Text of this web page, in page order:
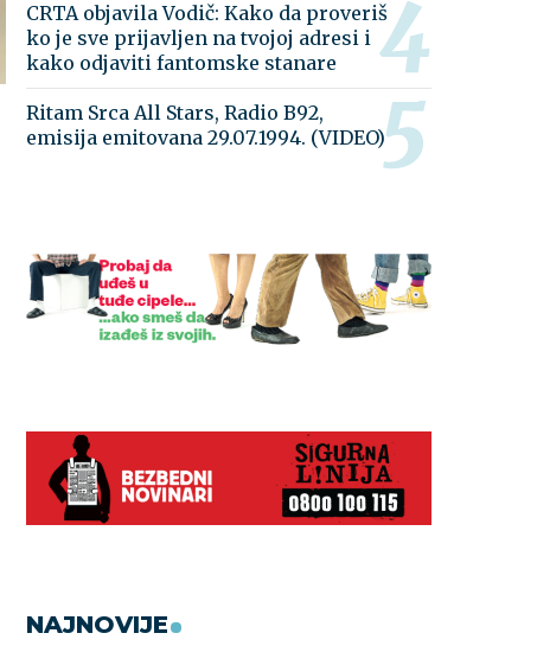
CRTA objavila Vodič: Kako da proveriš
ko je sve prijavljen na tvojoj adresi i
kako odjaviti fantomske stanare
Ritam Srca All Stars, Radio B92,
emisija emitovana 29.07.1994. (VIDEO)
NAJNOVIJE